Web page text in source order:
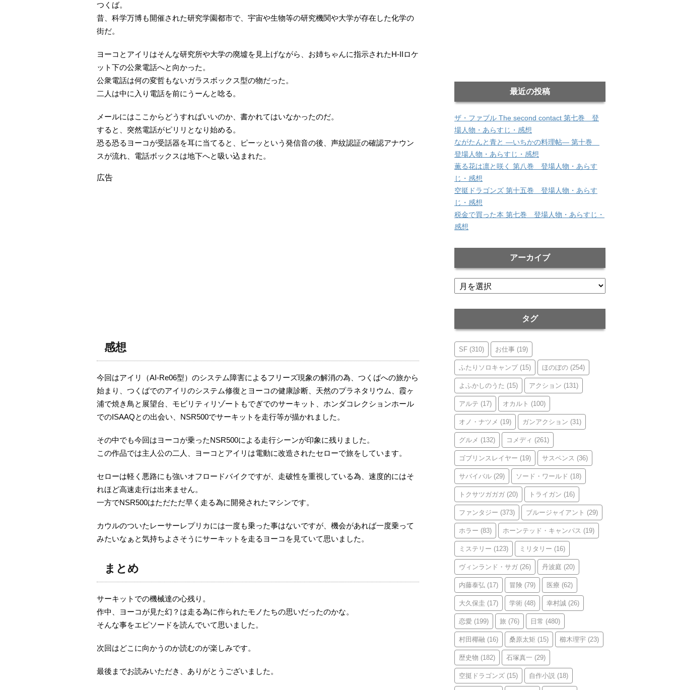
つくば。
昔、科学万博も開催された研究学園都市で、宇宙や生物等の研究機関や大学が存在した化学の
街だ。
ヨーコとアイリはそんな研究所や大学の廃墟を見上げながら、お姉ちゃんに指示されたH-IIロケ
ット下の公衆電話へと向かった。
公衆電話は何の変哲もないガラスボックス型の物だった。
二人は中に入り電話を前にうーんと唸る。
メールにはここからどうすればいいのか、書かれてはいなかったのだ。
すると、突然電話がピリリとなり始める。
恐る恐るヨーコが受話器を耳に当てると、ピーッという発信音の後、声紋認証の確認アナウン
スが流れ、電話ボックスは地下へと吸い込まれた。
広告
感想
今回はアイリ（AI-Re06型）のシステム障害によるフリーズ現象の解消の為、つくばへの旅から
始まり、つくばでのアイリのシステム修復とヨーコの健康診断、天然のプラネタリウム、霞ヶ
浦で焼き鳥と展望台、モビリティリゾートもでぎでのサーキット、ホンダコレクションホール
でのISAAQとの出会い、NSR500でサーキットを走行等が描かれました。
その中でも今回はヨーコが乗ったNSR500による走行シーンが印象に残りました。
この作品では主人公の二人、ヨーコとアイリは電動に改造されたセローで旅をしています。
セローは軽く悪路にも強いオフロードバイクですが、走破性を重視している為、速度的にはそ
れほど高速走行は出来ません。
一方でNSR500はただただ早く走る為に開発されたマシンです。
カウルのついたレーサーレプリカには一度も乗った事はないですが、機会があれば一度乗って
みたいなぁと気持ちよさそうにサーキットを走るヨーコを見ていて思いました。
まとめ
サーキットでの機械達の心残り。
作中、ヨーコが見た幻？は走る為に作られたモノたちの思いだったのかな。
そんな事をエピソードを読んでいて思いました。
次回はどこに向かうのか読むのが楽しみです。
最後までお読みいただき、ありがとうございました。
最近の投稿
ザ・ファブル The second contact 第七巻 登
場人物・あらすじ・感想
ながたんと青と ―いちかの料理帖― 第十巻
登場人物・あらすじ・感想
薫る花は凛と咲く 第八巻 登場人物・あらす
じ・感想
空挺ドラゴンズ 第十五巻 登場人物・あらす
じ・感想
税金で買った本 第七巻 登場人物・あらすじ・
感想
アーカイブ
ア
ー
タグ
SF (310) お仕事 (19)
ふたりソロキャンプ(15) ほのぼの (254)
よふかしのうた (15) アクション (131)
アルテ (17) オカルト (100)
オノ・ナツメ (19) ガンアクション (31)
グルメ (132) コメディ (261)
ゴブリンスレイヤー (19) サスペンス (36)
サバイバル (29) ソード・ワールド (18)
トクサツガガガ (20) トライガン (16)
ファンタジー (373) ブルージャイアント (29)
ホラー (83) ホーンテッド・キャンパス (19)
ミステリー (123) ミリタリー (16)
ヴィンランド・サガ (26) 丹波庭 (20)
内藤泰弘 (17) 冒険 (79) 医療 (62)
大久保圭 (17) 学術 (48) 幸村誠 (26)
恋愛 (199) 旅 (76) 日常 (480)
村田椰融 (16) 桑原太矩 (15) 櫛木理宇 (23)
歴史物 (182) 石塚真一 (29)
空挺ドラゴンズ (15) 自作小説 (18)